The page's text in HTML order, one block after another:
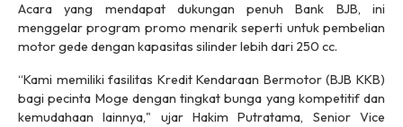
Acara yang mendapat dukungan penuh Bank BJB, ini
menggelar program promo menarik seperti untuk pembelian
motor gede dengan kapasitas silinder lebih dari 250 cc.
“Kami memiliki fasilitas Kredit Kendaraan Bermotor (BJB KKB)
bagi pecinta Moge dengan tingkat bunga yang kompetitif dan
kemudahaan lainnya," ujar Hakim Putratama, Senior Vice